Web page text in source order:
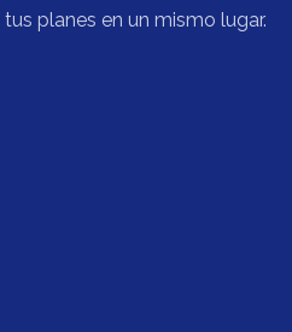
planes en un mismo lugar.